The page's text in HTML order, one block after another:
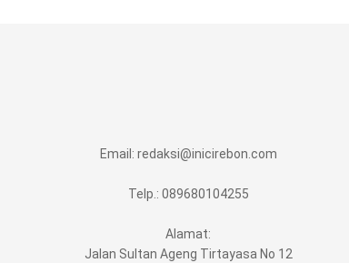
Email: redaksi@inicirebon.com
Telp.: 089680104255
Alamat:
Jalan Sultan Ageng Tirtayasa No 12